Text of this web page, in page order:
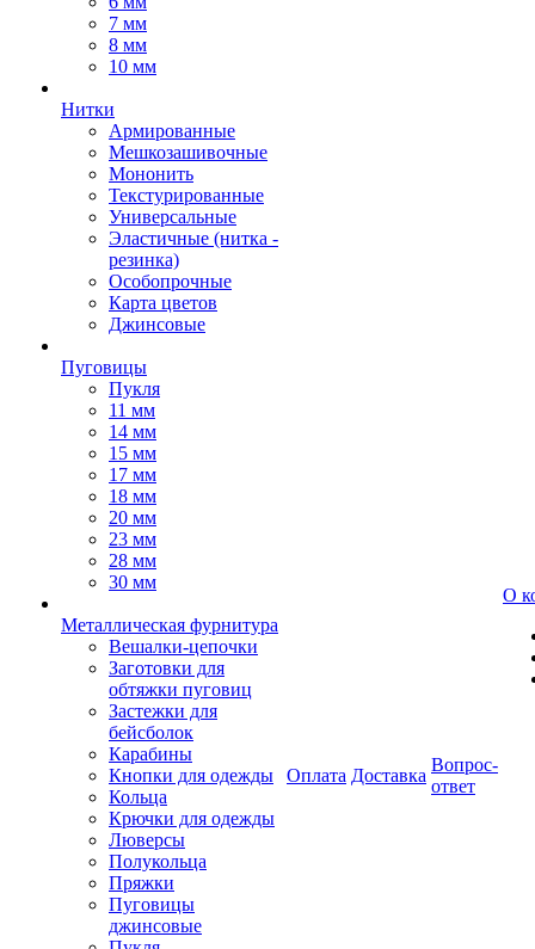
7 мм
8 мм
10 мм
Нитки
Армированные
Мешкозашивочные
Мононить
Текстурированные
Универсальные
Эластичные (нитка -
резинка)
Особопрочные
Карта цветов
Джинсовые
Пуговицы
Пукля
11 мм
14 мм
15 мм
17 мм
18 мм
20 мм
23 мм
28 мм
30 мм
Металлическая фурнитура
Вешалки-цепочки
Заготовки для
обтяжки пуговиц
Застежки для
бейсболок
Карабины
Кнопки для одежды
Кольца
Крючки для одежды
Люверсы
Полукольца
Пряжки
Пуговицы
джинсовые
Оплата Доставка
Вопрос-
ответ
О